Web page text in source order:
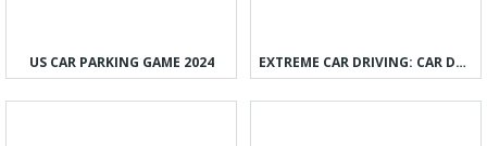
US CAR PARKING GAME 2024 EXTREME CAR DRIVING: CAR DRIFT